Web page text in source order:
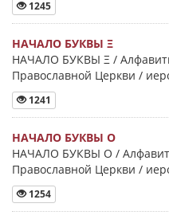
1245
НАЧАЛО БУКВЫ Ξ
НАЧАЛО БУКВЫ Ξ /
Православной Церкви /
1241
НАЧАЛО БУКВЫ Ο
НАЧАЛО БУКВЫ Ο /
Православной Церкви /
1254